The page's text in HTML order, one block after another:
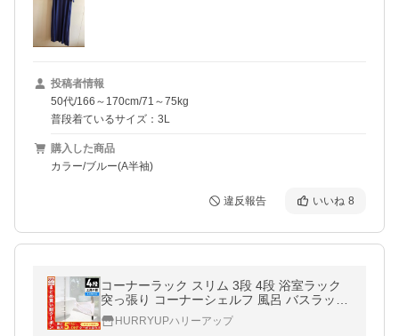
投稿者情報
50代/166～170cm/71～75kg
普段着ているサイズ：3L
購入した商品
カラー/ブルー(A半袖)
違反報告 いいね 8
コーナーラック スリム 3段 4段 浴室ラック
突っ張り コーナーシェルフ 風呂 バスラック
三角 収納 浴室 シャンプーラック お風呂収納
棚 コーナー タオル掛け
HURRYUPハリーアップ